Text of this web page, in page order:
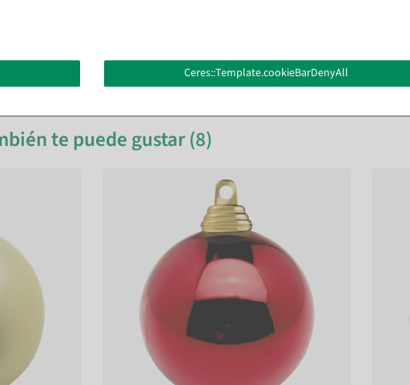
te puede gustar (8)
Ceres::Template.cookieBarDenyAll